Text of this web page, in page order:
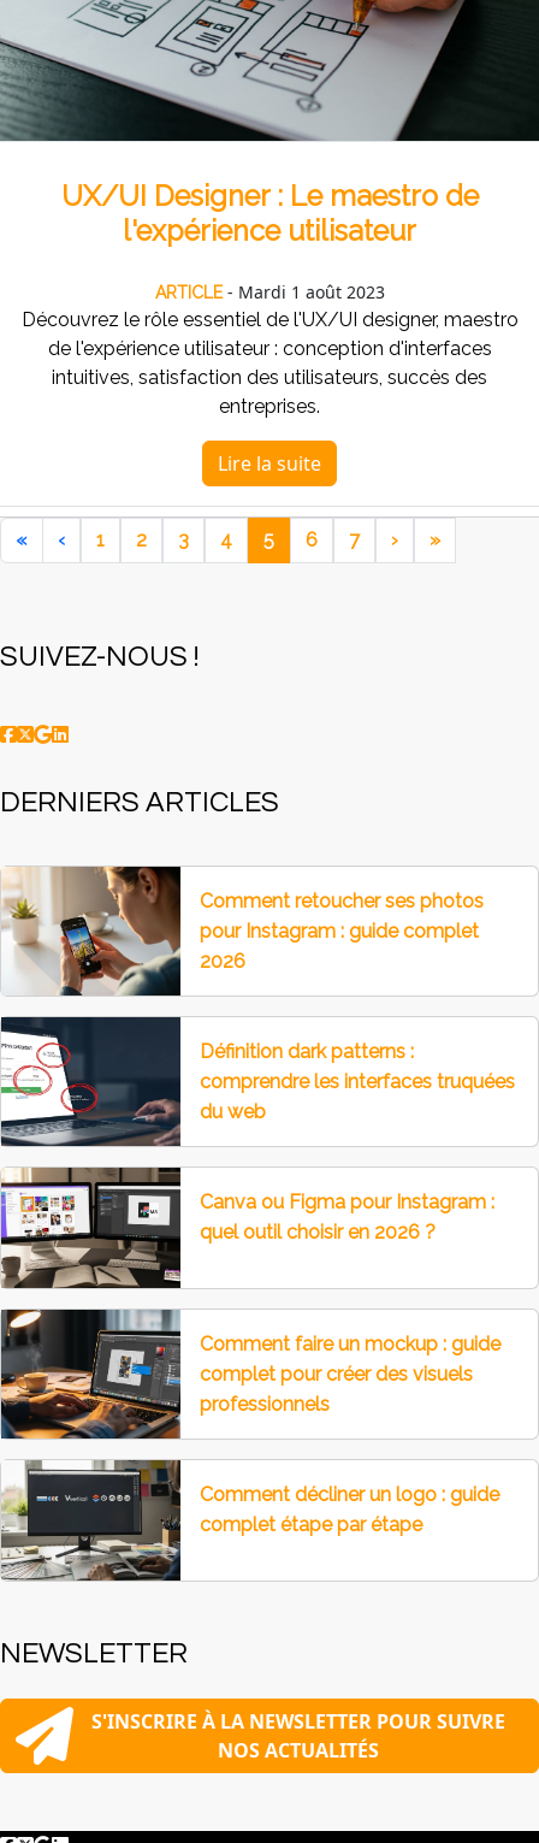
UX/UI Designer : Le maestro de
l'expérience utilisateur
ARTICLE- Mardi 1 août 2023
Découvrez le rôle essentiel de l'UX/UI designer, maestro
de l'expérience utilisateur : conception d'interfaces
intuitives, satisfaction des utilisateurs, succès des
entreprises.
Lire la suite
« ‹ 1 2 3 4 5 6 7 › »
SUIVEZ-NOUS !
DERNIERS ARTICLES
Comment retoucher ses photos
pour Instagram : guide complet
2026
Définition dark patterns :
comprendre les interfaces truquées
du web
Canva ou Figma pour Instagram :
quel outil choisir en 2026 ?
Comment faire un mockup : guide
complet pour créer des visuels
professionnels
Comment décliner un logo : guide
complet étape par étape
NEWSLETTER
S'INSCRIRE À LA NEWSLETTER POUR SUIVRE
NOS ACTUALITÉS